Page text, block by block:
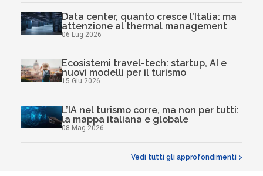
Data center, quanto cresce l’Italia: ma
attenzione al thermal management
06 Lug 2026
Ecosistemi travel-tech: startup, AI e
nuovi modelli per il turismo
15 Giu 2026
L’IA nel turismo corre, ma non per tutti:
la mappa italiana e globale
08 Mag 2026
Vedi tutti gli approfondimenti >